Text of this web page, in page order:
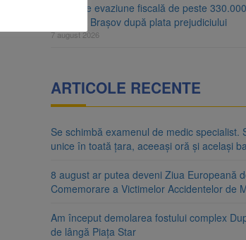
Dosar de evaziune fiscală de peste
clasat la Brașov după plata prejudiciului
7 august 2026
ARTICOLE RECENTE
Se schimbă examenul de medic specialist.
unice în toată țara, aceeași oră și același
8 august ar putea deveni Ziua Europeană
Comemorare a Victimelor Accidentelor de
Am început demolarea fostului complex
de lângă Piața Star